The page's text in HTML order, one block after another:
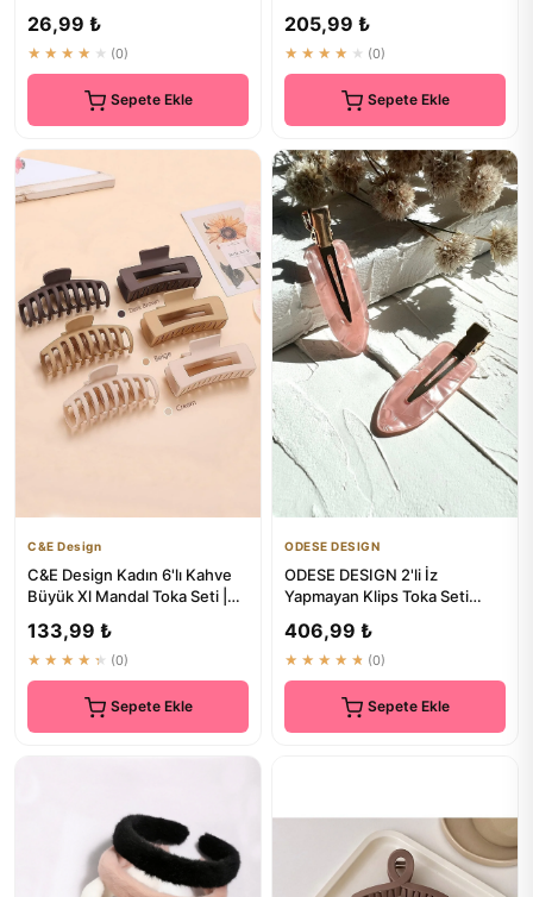
26,99 ₺
★★★★★ (0)
Sepete Ekle
205,99 ₺
★★★★★ (0)
Sepete Ekle
C&E Design
C&E Design Kadın 6'lı Kahve
Büyük Xl Mandal Toka Seti |
133,99 ₺
★★★★★ (0)
Sepete Ekle
ODESE DESIGN
ODESE DESIGN 2'li İz
Yapmayan Klips Toka Seti
Akse...
406,99 ₺
★★★★★ (0)
Sepete Ekle